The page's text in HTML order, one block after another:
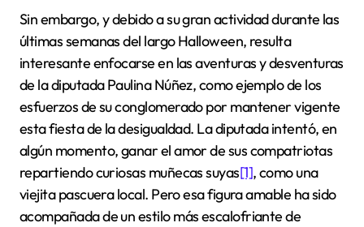
Sin embargo, y debido a su gran actividad durante las
últimas semanas del largo Halloween, resulta
interesante enfocarse en las aventuras y desventuras
de la diputada Paulina Núñez, como ejemplo de los
esfuerzos de su conglomerado por mantener vigente
esta fiesta de la desigualdad. La diputada intentó, en
algún momento, ganar el amor de sus compatriotas
repartiendo curiosas muñecas suyas[1], como una
viejita pascuera local. Pero esa figura amable ha sido
acompañada de un estilo más escalofriante de